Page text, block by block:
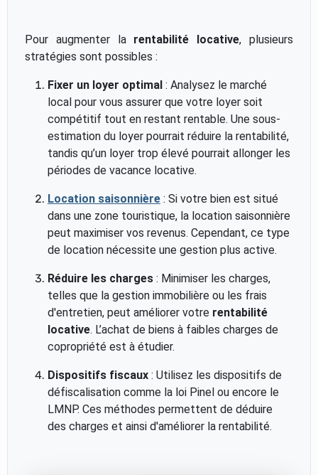
Pour augmenter la rentabilité locative, plusieurs
stratégies sont possibles :
Fixer un loyer optimal: Analysez le marché
local pour vous assurer que votre loyer soit
compétitif tout en restant rentable. Une sous-
estimation du loyer pourrait réduire la rentabilité,
tandis qu’un loyer trop élevé pourrait allonger les
périodes de vacance locative.
Location saisonnière: Si votre bien est situé
dans une zone touristique, la location saisonnière
peut maximiser vos revenus. Cependant, ce type
de location nécessite une gestion plus active.
Réduire les charges: Minimiser les charges,
telles que la gestion immobilière ou les frais
d'entretien, peut améliorer votre rentabilité
locative. L’achat de biens à faibles charges de
copropriété est à étudier.
Dispositifs fiscaux: Utilisez les dispositifs de
défiscalisation comme la loi Pinel ou encore le
LMNP. Ces méthodes permettent de déduire
des charges et ainsi d'améliorer la rentabilité.